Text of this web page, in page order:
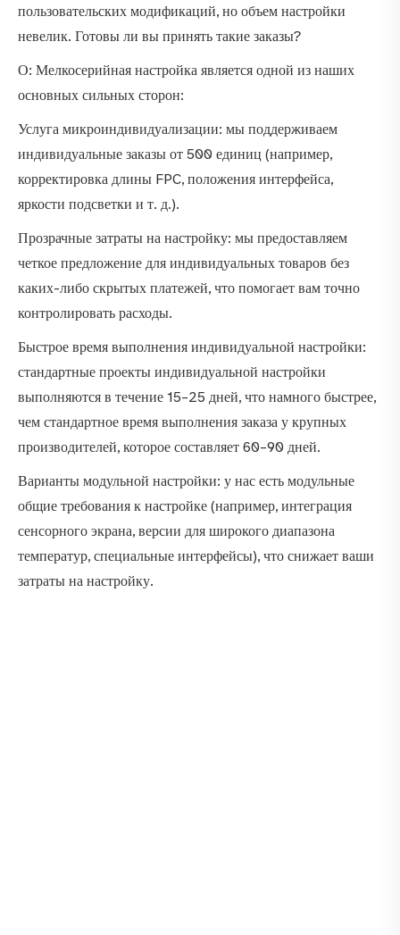
пользовательских модификаций, но объем настройки
невелик. Готовы ли вы принять такие заказы?
О: Мелкосерийная настройка является одной из наших
основных сильных сторон:
Услуга микроиндивидуализации: мы поддерживаем
индивидуальные заказы от 500 единиц (например,
корректировка длины FPC, положения интерфейса,
яркости подсветки и т. д.).
Прозрачные затраты на настройку: мы предоставляем
четкое предложение для индивидуальных товаров без
каких-либо скрытых платежей, что помогает вам точно
контролировать расходы.
Быстрое время выполнения индивидуальной настройки:
стандартные проекты индивидуальной настройки
выполняются в течение 15–25 дней, что намного быстрее,
чем стандартное время выполнения заказа у крупных
производителей, которое составляет 60–90 дней.
Варианты модульной настройки: у нас есть модульные
общие требования к настройке (например, интеграция
сенсорного экрана, версии для широкого диапазона
температур, специальные интерфейсы), что снижает ваши
затраты на настройку.